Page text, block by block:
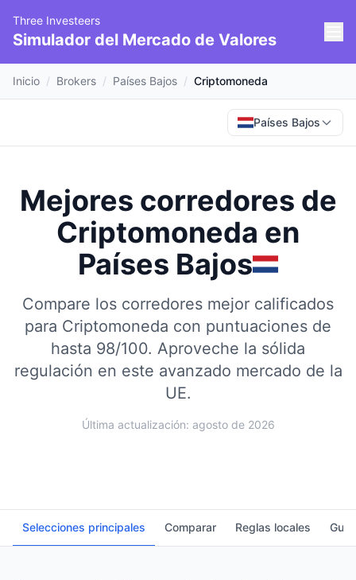
Three Investeers
Simulador del Mercado de Valores
Inicio / Brokers / Países Bajos / Criptomoneda
Países Bajos
Mejores corredores de
Criptomoneda en
Países Bajos
Compare los corredores mejor calificados
para Criptomoneda con puntuaciones de
hasta 98/100. Aproveche la sólida
regulación en este avanzado mercado de la
UE.
Última actualización: agosto de 2026
Selecciones principales Comparar Reglas locales Guía